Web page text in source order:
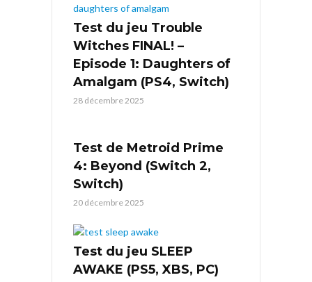
Test du jeu Trouble
Witches FINAL! –
Episode 1: Daughters of
Amalgam (PS4, Switch)
28 décembre 2025
Test de Metroid Prime
4: Beyond (Switch 2,
Switch)
20 décembre 2025
Test du jeu SLEEP
AWAKE (PS5, XBS, PC)